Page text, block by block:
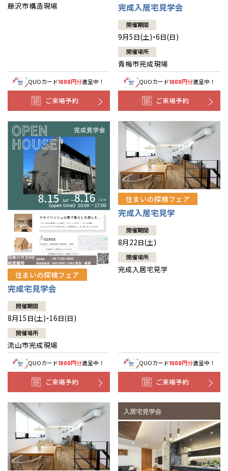
藤沢市構造現場
QUOカード1000円分進呈中！
ご来場予約
完成入居宅見学会
開催期間
9月5日(土)・6日(日)
開催場所
青梅市完成現場
QUOカード1000円分進呈中！
ご来場予約
住まいの探検フェア
完成宅見学会
開催期間
8月15日(土)・16日(日)
開催場所
流山市完成現場
QUOカード1000円分進呈中！
ご来場予約
住まいの探検フェア
完成入居宅見学
開催期間
8月22日(土)
開催場所
完成入居宅見学
QUOカード1000円分進呈中！
ご来場予約